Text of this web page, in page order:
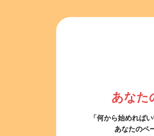
あなた
「何から始めればい
あなたのペ